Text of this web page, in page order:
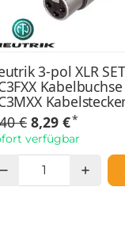
3-pol XLR
€ 8,29 €*
verfügbar